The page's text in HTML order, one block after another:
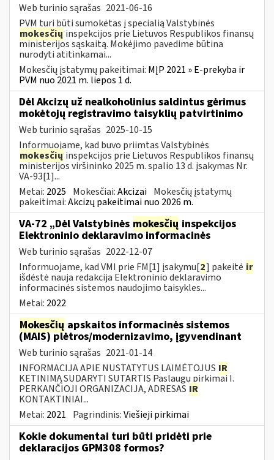
Web turinio sąrašas 2021-06-16
PVM turi būti sumokėtas į specialią Valstybinės
mokesčių inspekcijos prie Lietuvos Respublikos finansų
ministerijos sąskaitą. Mokėjimo pavedime būtina
nurodyti atitinkamai...
Mokesčių įstatymų pakeitimai: MĮP 2021 » E-prekyba ir
PVM nuo 2021 m. liepos 1 d.
Dėl Akcizų už nealkoholinius saldintus gėrimus
mokėtojų registravimo taisyklių patvirtinimo
Web turinio sąrašas 2025-10-15
Informuojame, kad buvo priimtas Valstybinės
mokesčių inspekcijos prie Lietuvos Respublikos finansų
ministerijos viršininko 2025 m. spalio 13 d. įsakymas Nr.
VA-93[1]...
Metai: 2025 Mokesčiai:Akcizai Mokesčių įstatymų
pakeitimai:Akcizų pakeitimai nuo 2026 m.
VA-72 „Dėl Valstybinės mokesčių inspekcijos
Elektroninio deklaravimo informacinės
Web turinio sąrašas 2022-12-07
Informuojame, kad VMI prie FM[1] įsakymu[2] pakeitė ir
išdėstė nauja redakcija Elektroninio deklaravimo
informacinės sistemos naudojimo taisykles...
Metai: 2022
Mokesčių apskaitos informacinės sistemos
(MAIS) plėtros/modernizavimo, įgyvendinant
Web turinio sąrašas 2021-01-14
INFORMACIJA APIE NUSTATYTUS LAIMĖTOJUS IR
KETINIMĄ SUDARYTI SUTARTIS Paslaugų pirkimai I.
PERKANČIOJI ORGANIZACIJA, ADRESAS IR
KONTAKTINIAI...
Metai: 2021 Pagrindinis:Viešieji pirkimai
Kokie dokumentai turi būti pridėti prie
deklaracijos GPM308 formos?